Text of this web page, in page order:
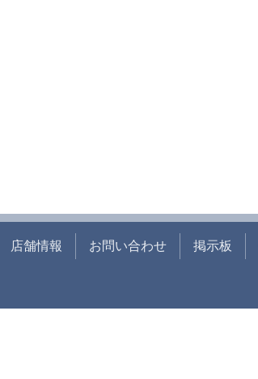
店舗情報 お問い合わせ 掲示板